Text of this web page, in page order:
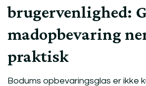
brugervenlighed:
madopbevaring
praktisk
Bodums opbevaringsglas er ikke